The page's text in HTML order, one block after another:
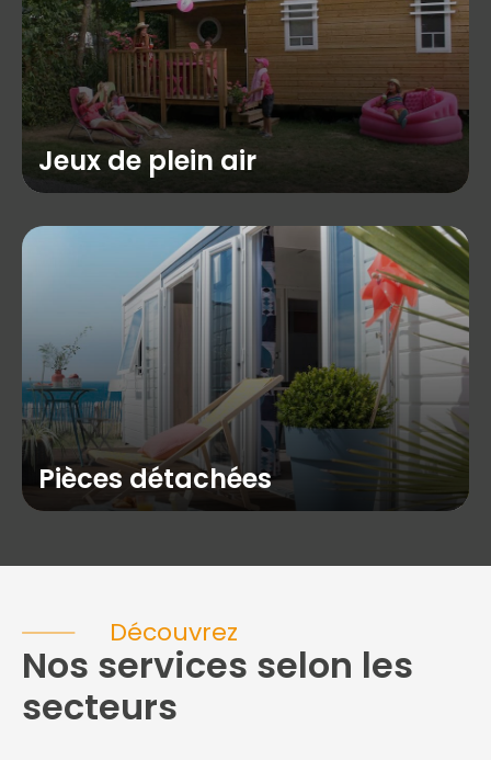
Jeux de plein air
Pièces détachées
Découvrez
Nos services selon les
secteurs